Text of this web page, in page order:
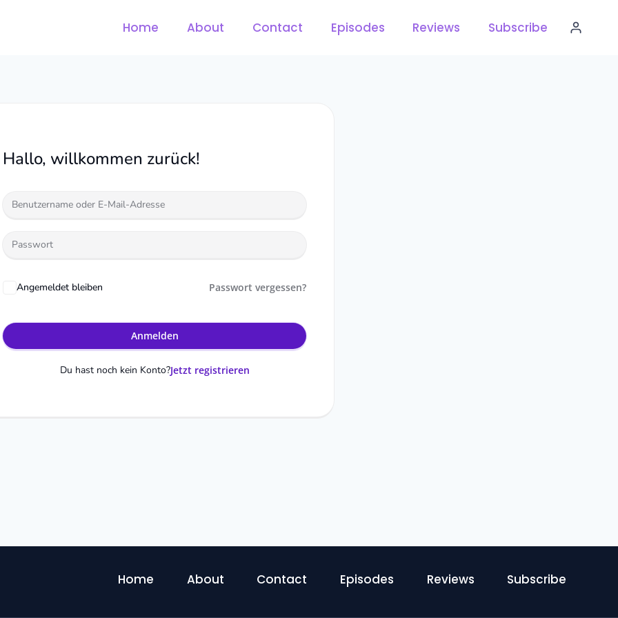
Home About Contact Episodes Reviews Subscribe
Hallo, willkommen zurück!
Angemeldet bleiben Passwort vergessen?
Anmelden
Du hast noch kein Konto?Jetzt registrieren
Home About Contact Episodes Reviews Subscribe